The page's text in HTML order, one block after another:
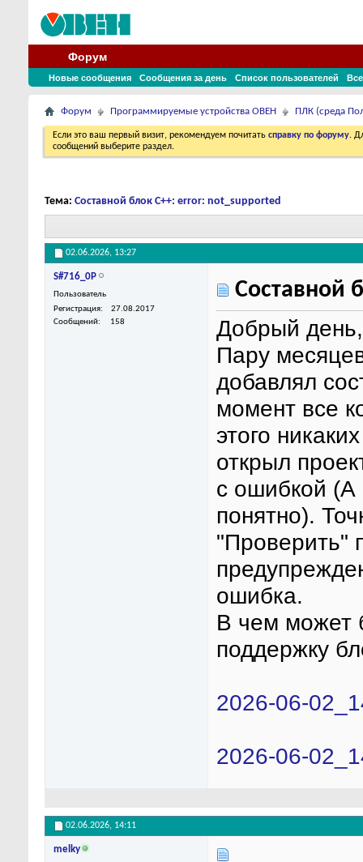
Форум
Новые сообщения Сообщения за день Список пользователей
Форум Программируемые устройства ОВЕН ПЛК (среда
Если это ваш первый визит, рекомендуем почитать справку по форуму.
сообщений выберите раздел.
Тема: Составной блок C++: error: not_supported
02.06.2026, 13:27
S#716_0P
Пользователь
Регистрация
27.08.2017
Сообщений
158
Составной
Добрый день,
Пару
добавлял
момент все
этого
открыл
с ошибкой
понятно).
"Проверить"
ошибка.
В чем может
поддержку
2026-06-
2026-06-
02.06.2026, 14:11
melky